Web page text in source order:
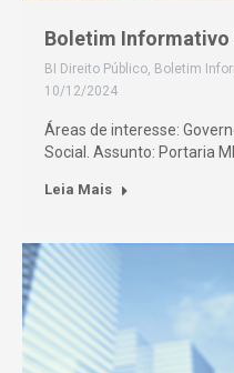
Boletim Informativo
BI Direito Público, Boletim
10/12/2024
Áreas de interesse:
Social. Assunto: Portaria
Leia Mais